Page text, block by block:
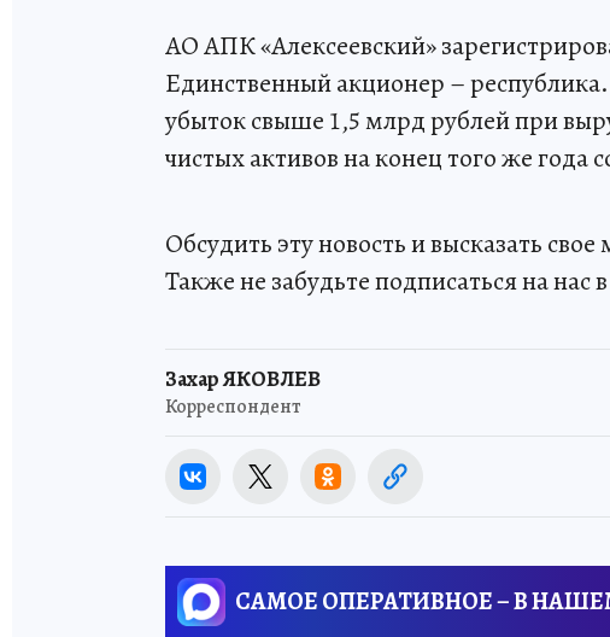
АО АПК «Алексеевский»
Единственный акционер –
убыток свыше 1,5 млрд рублей при
чистых активов на конец того же года
Обсудить эту новость и высказать
Также не забудьте подписаться на нас в
Захар ЯКОВЛЕВ
Корреспондент
САМОЕ ОПЕРАТИВНОЕ – В